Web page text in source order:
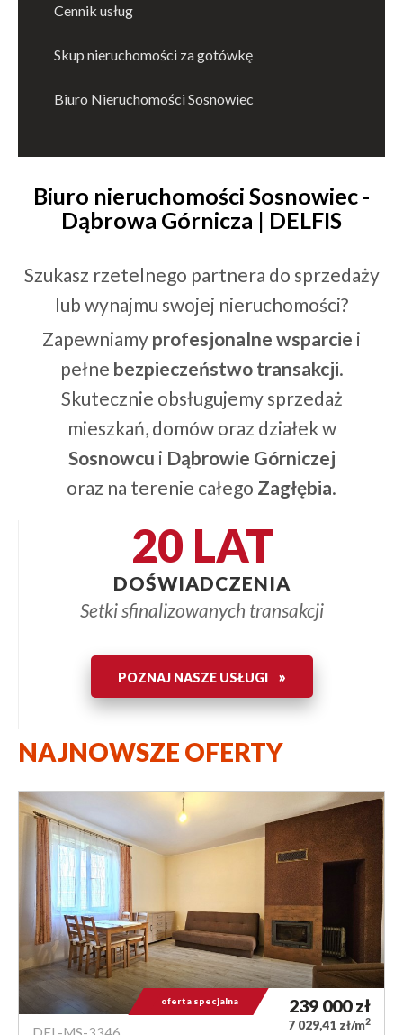
Cennik usług
Skup nieruchomości za gotówkę
Biuro Nieruchomości Sosnowiec
Biuro nieruchomości Sosnowiec -
Dąbrowa Górnicza | DELFIS
Szukasz rzetelnego partnera do sprzedaży
lub wynajmu swojej nieruchomości?
Zapewniamy profesjonalne wsparcie i
pełne bezpieczeństwo transakcji.
Skutecznie obsługujemy sprzedaż
mieszkań, domów oraz działek w
Sosnowcu i Dąbrowie Górniczej
oraz na terenie całego Zagłębia.
20 LAT
DOŚWIADCZENIA
Setki sfinalizowanych transakcji
POZNAJ NASZE USŁUGI »
NAJNOWSZE OFERTY
239 000zł
7 029,41 zł/m2
oferta specjalna